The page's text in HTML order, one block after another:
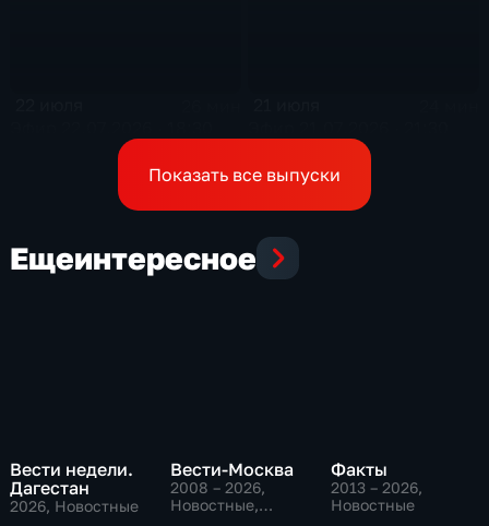
Показать все выпуски
Ещеинтересное
Вести недели.
Дагестан
2026, Новостные
Вести-Москва
2008 – 2026,
Новостные,
Факты
2013 – 2026,
Новостные